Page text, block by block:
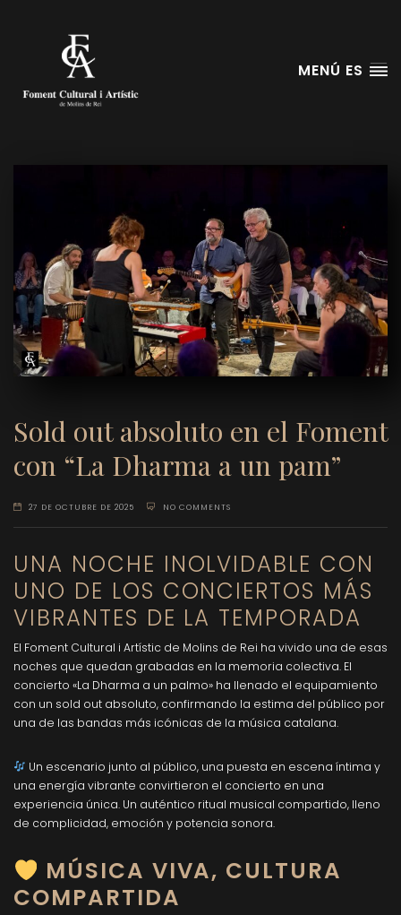
MENÚ ES
Sold out absoluto en el Foment
con “La Dharma a un pam”
27 DE OCTUBRE DE 2025 NO COMMENTS
UNA NOCHE INOLVIDABLE CON
UNO DE LOS CONCIERTOS MÁS
VIBRANTES DE LA TEMPORADA
El Foment Cultural i Artístic de Molins de Rei ha vivido una de esas
noches que quedan grabadas en la memoria colectiva. El
concierto «La Dharma a un palmo» ha llenado el equipamiento
con un sold out absoluto, confirmando la estima del público por
una de las bandas más icónicas de la música catalana.
Un escenario junto al público, una puesta en escena íntima y
una energía vibrante convirtieron el concierto en una
experiencia única. Un auténtico ritual musical compartido, lleno
de complicidad, emoción y potencia sonora.
MÚSICA VIVA, CULTURA
COMPARTIDA